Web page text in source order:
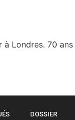
à Londres. 70
DOSSIER